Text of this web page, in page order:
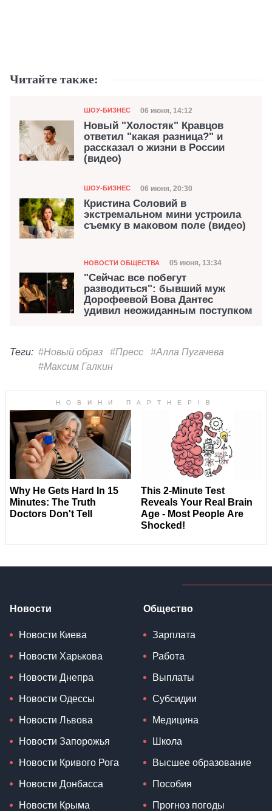
Читайте также:
Категория
ШОУ-БИЗНЕС Дата публикации
06 июня, 14:12
Новый "Холостяк" Кравцов
ответил "какая разница?" и
рассказал о жизни в России
(видео)
Категория
ШОУ-БИЗНЕС Дата публикации
06 июня, 20:30
Кристина Соловий в
экстремальном мини устроила
съемку в маковом поле (видео)
Категория
НОВОСТИ ОБЩЕСТВА Дата публикации
05 июня, 13:34
"Сейчас все побегут
разводиться": бывший муж
Дорофеевой Вова Дантес
удивил неожиданным поступком
Теги: #Новый образ #Пресс
#Алла Пугачева
#Максим Галкин
Новости
Новости Киева
Новости Харькова
Новости Днепра
Новости Одессы
Новости Львова
Новости Запорожья
Новости Кривого Рога
Новости Донбасса
Новости Крыма
Общество
Зарплата
Работа
Выплаты
Субсидии
Медицина
Школа
Высшее образование
Пособия
Прогноз погоды